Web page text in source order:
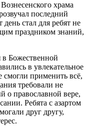
храма
последний
стал для ребят не
праздником знаний,
Божественной
в увлекательное
смогли применить всё,
требовали не
о православной вере,
Ребята с азартом
друг другу,